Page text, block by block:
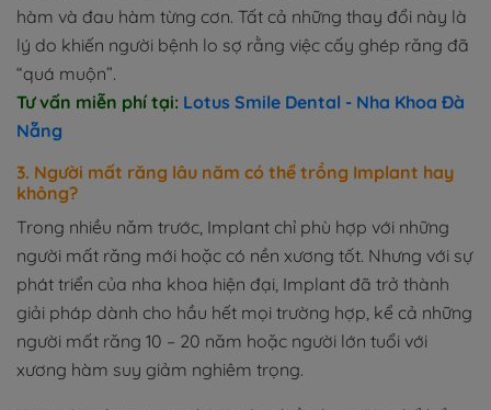
hàm và đau hàm từng cơn. Tất cả những thay đổi này là
lý do khiến người bệnh lo sợ rằng việc cấy ghép răng đã
“quá muộn”.
Tư vấn miễn phí tại: Lotus Smile Dental - Nha Khoa Đà
Nẵng
3. Người mất răng lâu năm có thể trồng Implant hay
không?
Trong nhiều năm trước, Implant chỉ phù hợp với những
người mất răng mới hoặc có nền xương tốt. Nhưng với sự
phát triển của nha khoa hiện đại, Implant đã trở thành
giải pháp dành cho hầu hết mọi trường hợp, kể cả những
người mất răng 10 – 20 năm hoặc người lớn tuổi với
xương hàm suy giảm nghiêm trọng.